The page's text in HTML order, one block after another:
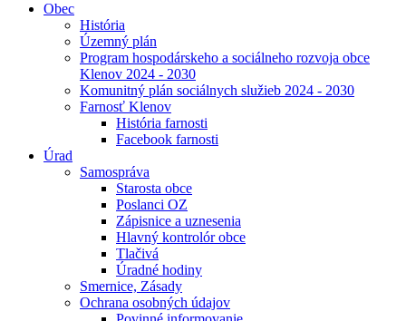
Obec
História
Územný plán
Program hospodárskeho a sociálneho rozvoja obce
Klenov 2024 - 2030
Komunitný plán sociálnych služieb 2024 - 2030
Farnosť Klenov
História farnosti
Facebook farnosti
Úrad
Samospráva
Starosta obce
Poslanci OZ
Zápisnice a uznesenia
Hlavný kontrolór obce
Tlačivá
Úradné hodiny
Smernice, Zásady
Ochrana osobných údajov